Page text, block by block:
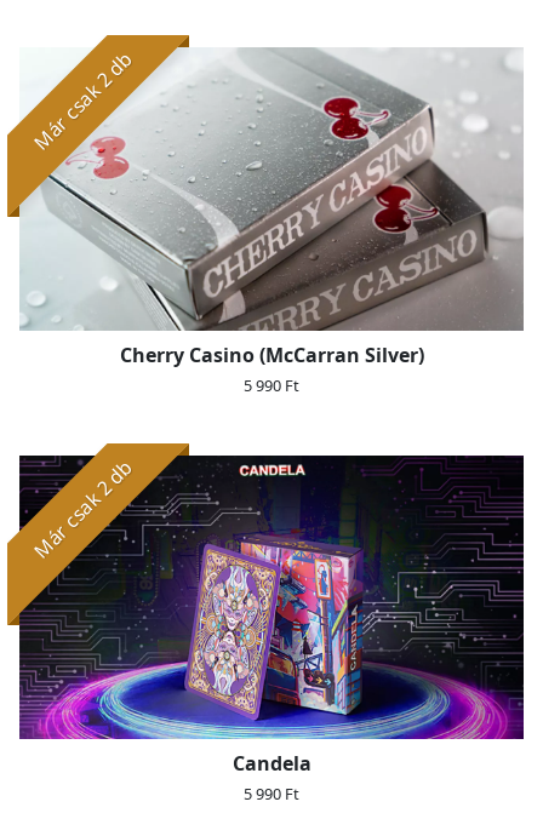
Már csak 2 db
Cherry Casino (McCarran Silver)
5 990 Ft
Már csak 2 db
Candela
5 990 Ft